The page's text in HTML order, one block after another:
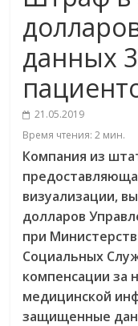
данных
21.05.2019
Время чтения:2 мин.
Компания из
визуализации,
долларов
при
Социальных
компенсации за
медицинской
защищенные